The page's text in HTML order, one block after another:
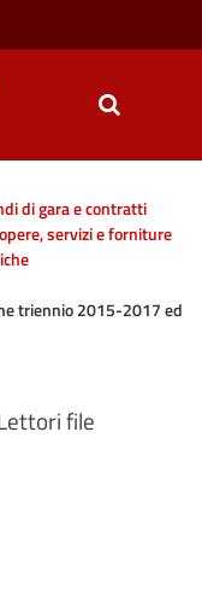
di gara e contratti
servizi e forniture
triennio 2015-2017 ed
file